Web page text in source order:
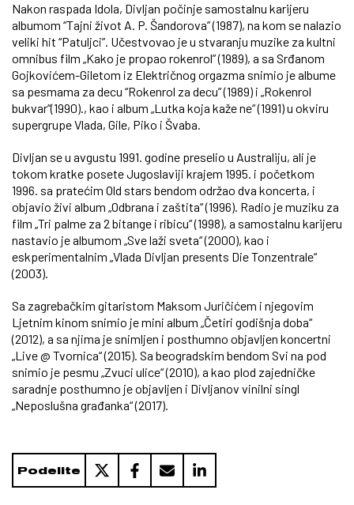
Nakon raspada Idola, Divljan počinje samostalnu karijeru
albumom “Tajni život A. P. Šandorova” (1987), na kom se nalazio
veliki hit “Patuljci”. Učestvovao je u stvaranju muzike za kultni
omnibus film „Kako je propao rokenrol” (1989), a sa Srđanom
Gojkovićem-Giletom iz Električnog orgazma snimio je albume
sa pesmama za decu “Rokenrol za decu” (1989) i „Rokenrol
bukvar“(1990)., kao i album „Lutka koja kaže ne“ (1991) u okviru
supergrupe Vlada, Gile, Piko i Švaba.
Divljan se u avgustu 1991. godine preselio u Australiju, ali je
tokom kratke posete Jugoslaviji krajem 1995. i početkom
1996. sa pratećim Old stars bendom održao dva koncerta, i
objavio živi album „Odbrana i zaštita“ (1996). Radio je muziku za
film „Tri palme za 2 bitange i ribicu“ (1998), a samostalnu karijeru
nastavio je albumom „Sve laži sveta“ (2000), kao i
eskperimentalnim „Vlada Divljan presents Die Tonzentrale“
(2003).
Sa zagrebačkim gitaristom Maksom Juričićem i njegovim
Ljetnim kinom snimio je mini album „Četiri godišnja doba“
(2012), a sa njima je snimljen i posthumno objavljen koncertni
„Live @ Tvornica“ (2015). Sa beogradskim bendom Svi na pod
snimio je pesmu „Zvuci ulice“ (2010), a kao plod zajedničke
saradnje posthumno je objavljen i Divljanov vinilni singl
„Neposlušna građanka“ (2017).
Podelite